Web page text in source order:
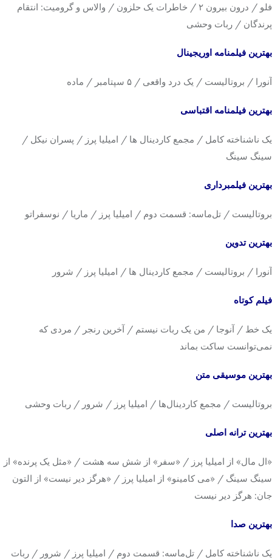
فلو / درون بیرون ۲ / خاطرات یک حلزون / والاس و گرومیت: انتقام
پرندگان / ربات وحشی
بهترین فیلمنامه اوریجینال
آنورا / بروتالیست / یک درد واقعی / ۵ سپتامبر / ماده
بهترین فیلمنامه اقتباسی
یک ناشناخته کامل / مجمع کاردینال ها / امیلیا پرز / پسران نیکل /
سینگ سینگ
بهترین فیلمبرداری
بروتالیست / تل‌ماسه: قسمت دوم / امیلیا پرز / ماریا / نوسفراتو
بهترین تدوین
آنورا / بروتالیست / مجمع کاردینال ها / امیلیا پرز / شرور
فیلم کوتاه
یک خط / آنوجا / من یک ربات نیستم / آخرین رنجر / مردی که
نمی‌توانست ساکت بماند
بهترین موسیقی متن
بروتالیست / مجمع کاردینال‌ها / امیلیا پرز / شرور / ربات وحشی
بهترین ترانه اصلی
«ال مال» از امیلیا پرز / «سفر» از شش سه هشت / «مثل یک پرنده» از
سینگ سینگ / «می کامینو» از امیلیا پرز / «هرگز دیر نیست» از التون
جان: هرگز دیر نیست
بهترین صدا
یک ناشناخته کامل / تل‌ماسه: قسمت دوم / امیلیا پرز / شرور / ربات